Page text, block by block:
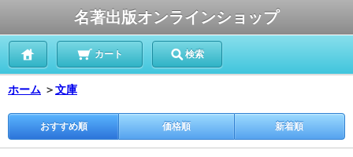
名著出版オンラインショップ
カート 検索
ホーム ＞文庫
おすすめ順 価格順 新着順